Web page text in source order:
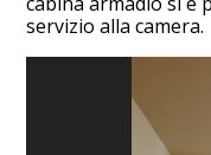
servizio alla camera.